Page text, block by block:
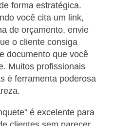
forma estratégica.
você cita um link,
de orçamento, envie
o cliente consiga
documento que você
Muitos profissionais
é ferramenta poderosa
é excelente para